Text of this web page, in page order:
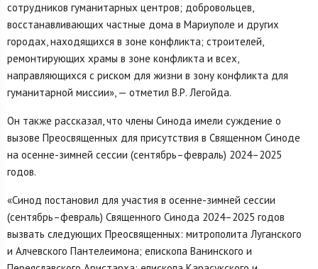
сотрудников гуманитарных центров; добровольцев,
восстанавливающих частные дома в Мариуполе и других
городах, находящихся в зоне конфликта; строителей,
ремонтирующих храмы в зоне конфликта и всех,
направляющихся с риском для жизни в зону конфликта для
гуманитарной миссии», — отметил В.Р. Легойда.
Он также рассказал, что члены Синода имели суждение о
вызове Преосвященных для присутствия в Священном Синоде
на осенне-зимней сессии (сентябрь–февраль) 2024–2025
годов.
«Синод постановил для участия в осенне-зимней сессии
(сентябрь–февраль) Священного Синода 2024–2025 годов
вызвать следующих Преосвященных: митрополита Луганского
и Алчевского Пантелеимона; епископа Ванинского и